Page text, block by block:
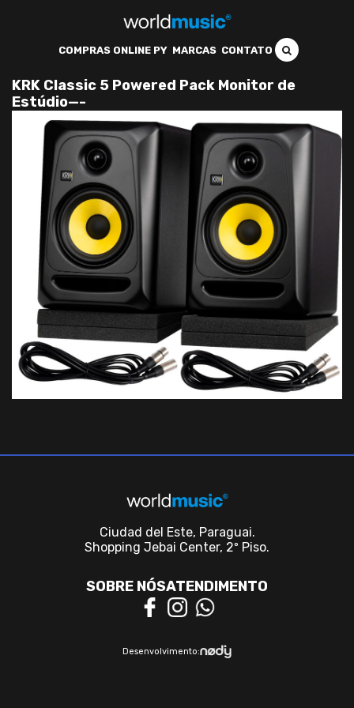
COMPRAS ONLINE PY MARCAS CONTATO
KRK Classic 5 Powered Pack Monitor de
Estúdio—-
Ciudad del Este, Paraguai.
Shopping Jebai Center, 2º Piso.
SOBRE NÓSATENDIMENTO
Desenvolvimento: